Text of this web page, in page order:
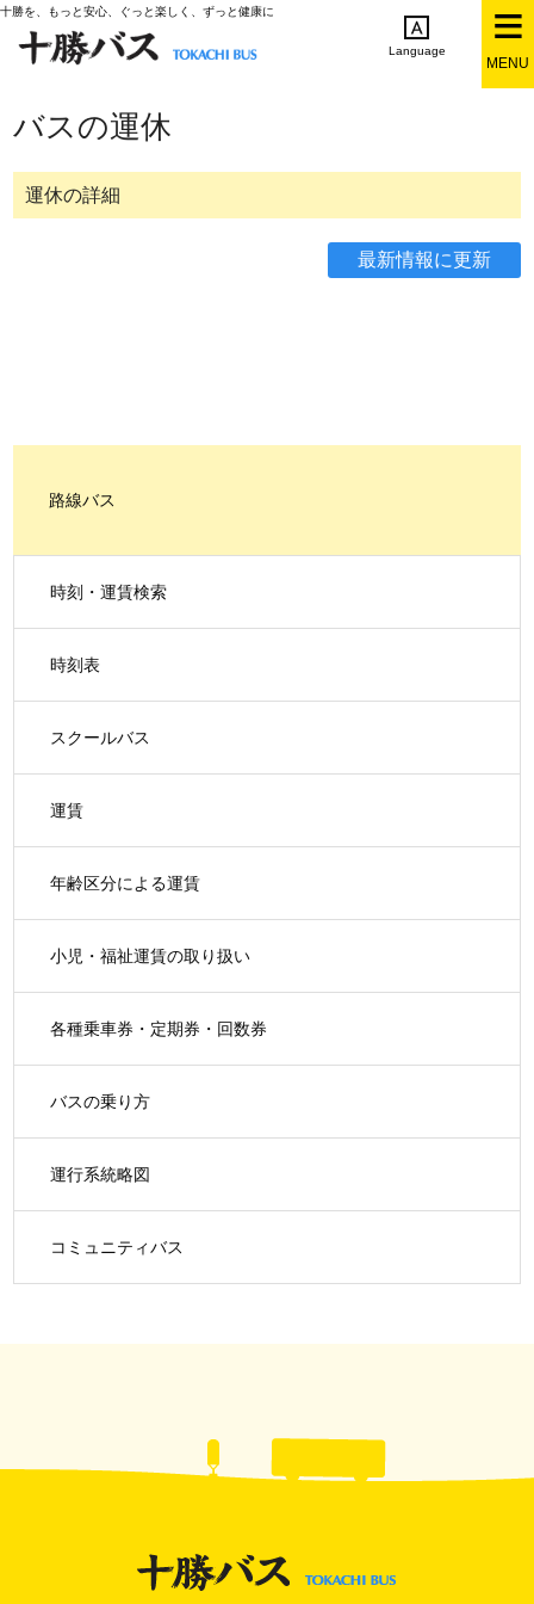
十勝を、もっと安心、ぐっと楽しく、ずっと健康に
Language
한국어
MENU
バスの運休
運休の詳細
路線バス
時刻・運賃検索
時刻表
スクールバス
運賃
年齢区分による運賃
小児・福祉運賃の取り扱い
各種乗車券・定期券・回数券
バスの乗り方
運行系統略図
コミュニティバス